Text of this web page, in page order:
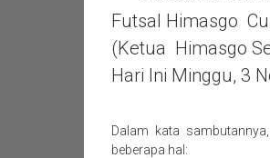
Futsal Himasgo
(Ketua Himasgo
Hari Ini Minggu, 3
Dalam kata
beberapa hal: